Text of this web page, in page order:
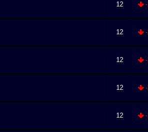
12 -
12 -
12 -
12 -
12 -